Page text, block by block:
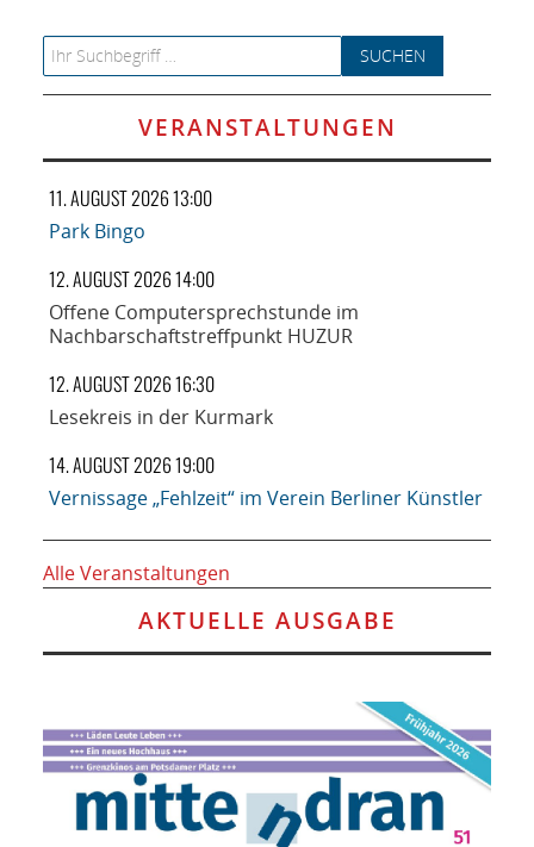
Search for:
VERANSTALTUNGEN
11. AUGUST 2026 13:00
Park Bingo
12. AUGUST 2026 14:00
Offene Computersprechstunde im
Nachbarschaftstreffpunkt HUZUR
12. AUGUST 2026 16:30
Lesekreis in der Kurmark
14. AUGUST 2026 19:00
Vernissage „Fehlzeit“ im Verein Berliner Künstler
Alle Veranstaltungen
AKTUELLE AUSGABE